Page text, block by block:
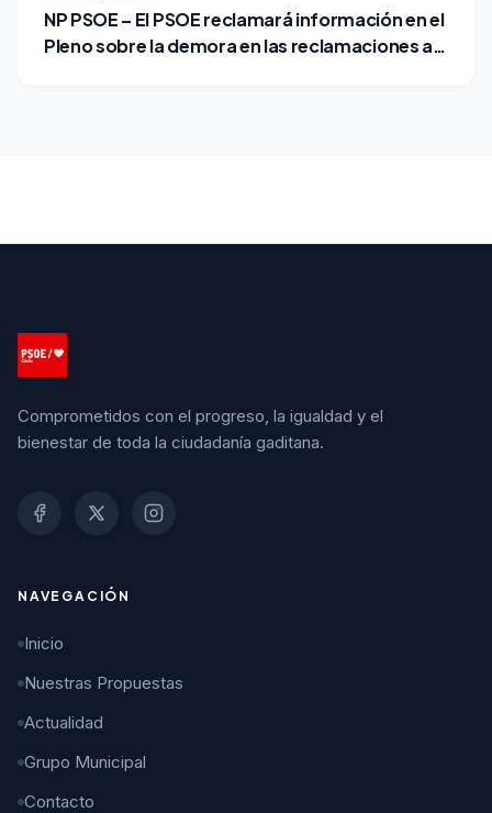
NP PSOE – El PSOE reclamará información en el
Pleno sobre la demora en las reclamaciones al
Comprometidos con el progreso, la igualdad y el
bienestar de toda la ciudadanía gaditana.
NAVEGACIÓN
Inicio
Nuestras Propuestas
Actualidad
Grupo Municipal
Contacto